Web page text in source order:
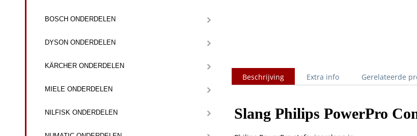
BOSCH ONDERDELEN
DYSON ONDERDELEN
KÄRCHER ONDERDELEN
MIELE ONDERDELEN
NILFISK ONDERDELEN
Beschrijving Extra info Gerelateerde
Slang Philips PowerPro